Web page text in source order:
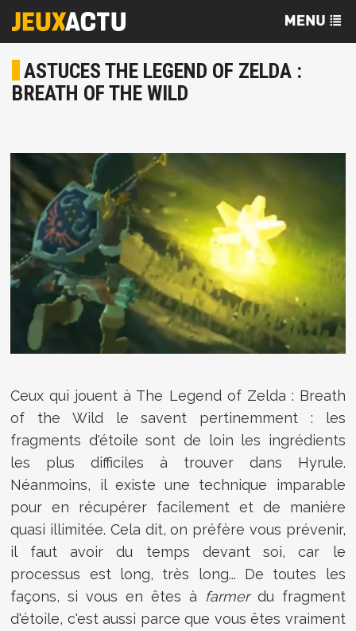
ASTUCES THE LEGEND OF ZELDA :
BREATH OF THE WILD
Ceux qui jouent à The Legend of Zelda : Breath
of the Wild le savent pertinemment : les
fragments d'étoile sont de loin les ingrédients
les plus difficiles à trouver dans Hyrule.
Néanmoins, il existe une technique imparable
pour en récupérer facilement et de manière
quasi illimitée. Cela dit, on préfère vous prévenir,
il faut avoir du temps devant soi, car le
processus est long, très long... De toutes les
façons, si vous en êtes à
farmerdu fragment
d'étoile, c'est aussi parce que vous êtes vraiment